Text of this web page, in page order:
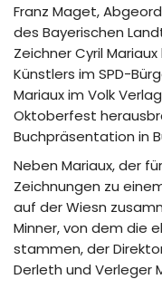
Franz Maget,
des Bayerischen
Zeichner Cyril
Künstlers im SPD-
Mariaux im Volk
Oktoberfest
Buchpräsentation in
Neben Mariaux, der
Zeichnungen zu
auf der Wiesn
Minner, von dem die
stammen, der
Derleth und Verleger